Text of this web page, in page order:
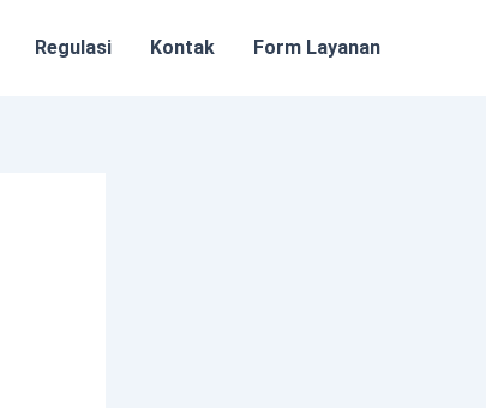
Regulasi Kontak Form Layanan